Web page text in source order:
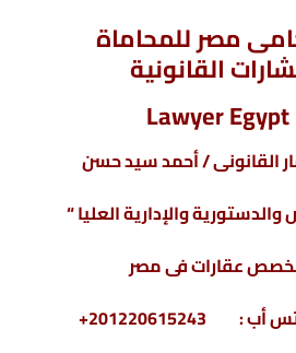
مصر للمحاماة
القانونية
Lawyer
القانونى / أحمد سيد حسن
والإدارية العليا “
عقارات فى مصر